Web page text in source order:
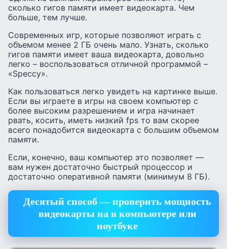
сколько гигов памяти имеет видеокарта. Чем
больше, тем лучше.
Современных игр, которые позволяют играть с
объемом менее 2 ГБ очень мало. Узнать, сколько
гигов памяти имеет ваша видеокарта, довольно
легко – воспользоваться отличной программой –
«Speccy».
Как пользоваться легко увидеть на картинке выше.
Если вы играете в игры на своем компьютер с
более высоким разрешением и игра начинает
рвать, косить, иметь низкий fps то вам скорее
всего понадобится видеокарта с большим объемом
памяти.
Если, конечно, ваш компьютер это позволяет —
вам нужен достаточно быстрый процессор и
достаточно оперативной памяти (минимум 8 ГБ).
Десятый способ — проверить мощность
видеокарты на в компьютере или
ноутбуке